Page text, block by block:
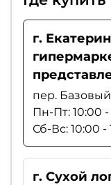
г.
пер.
Пн-Пт: 10:00
Сб-Вс: 10:00 -
г. Сухой